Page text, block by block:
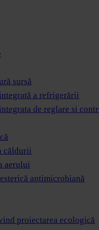
sursă
a refrigerării
de reglare si
căldurii
aerului
antimicrobiană
proiectarea ecologică